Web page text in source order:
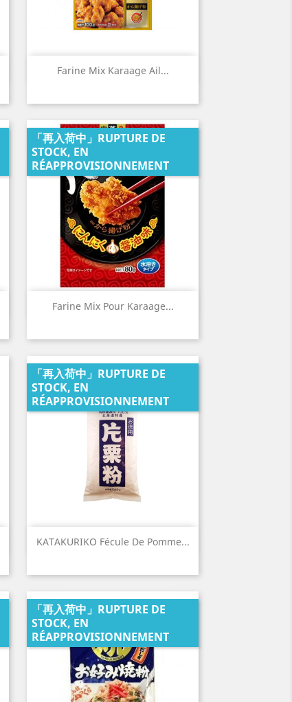
Farine Mix Karaage Ail...
Aperçu rapide
Farine Mix Pour Karaage...
「再入荷中」RUPTURE DE
STOCK, EN
RÉAPPROVISIONNEMENT
 Aperçu rapide
KATAKURIKO Fécule De Pomme...
「再入荷中」RUPTURE DE
STOCK, EN
RÉAPPROVISIONNEMENT
Aperçu rapide
「再入荷中」RUPTURE DE
STOCK, EN
RÉAPPROVISIONNEMENT